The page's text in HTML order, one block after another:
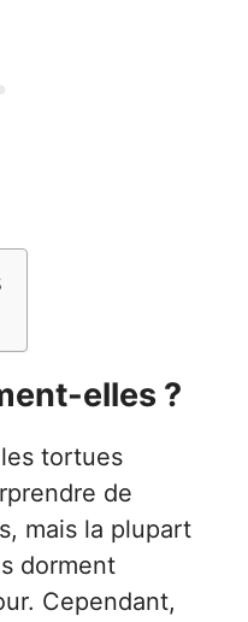
elles ?
tortues
de
mais la plupart
dorment
Cependant,